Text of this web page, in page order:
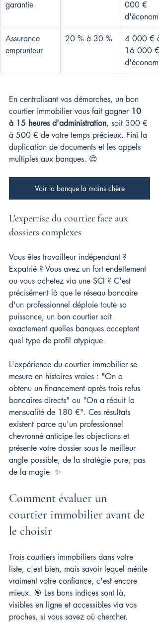
garantie
000 €
Assurance
emprunteur
20 % à 30 %
4 000 € à
16 000 €
En centralisant vos démarches, un bon
courtier immobilier vous fait gagner 10
à 15 heures d'administration, soit 300 €
à 500 € de votre temps précieux. Fini la
duplication de documents et les appels
multiples aux banques. 😌
Voir la banque la moins chère
L'expertise du courtier face aux
dossiers complexes
Vous êtes travailleur indépendant ?
Expatrié ? Vous avez un fort endettement
ou vous achetez via une SCI ? C'est
précisément là que le réseau bancaire
d'un professionnel déploie toute sa
puissance, un bon courtier sait
exactement quelles banques acceptent
quel type de profil atypique.
L'expérience du courtier immobilier se
mesure en histoires vraies : "On a
obtenu un financement après trois refus
bancaires directs" ou "On a réduit la
mensualité de 180 €". Ces résultats
existent parce qu'un professionnel
chevronné anticipe les objections et
présente votre dossier sous le meilleur
angle possible, de la stratégie pure, pas
de la magie. ✨
Comment évaluer un
courtier immobilier avant de
le choisir
Trois courtiers immobiliers dans votre
liste, c'est bien, mais savoir lequel mérite
vraiment votre confiance, c'est encore
mieux. 🎯 Les bons indices sont là,
visibles en ligne et accessibles via vos
proches, si vous savez où chercher.